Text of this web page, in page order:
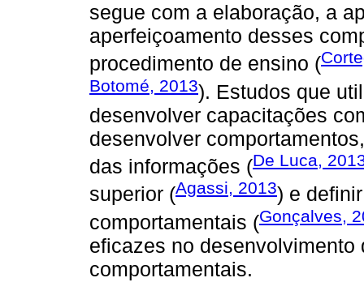
segue com a elaboração, a
aperfeiçoamento desses
procedimento de ensino (
Botomé, 2013). Estudos que
desenvolver capacitações
desenvolver
das informações (De Luca,
superior (Agassi, 2013) e
comportamentais (Gonçalves,
eficazes no desenvolvimento
comportamentais.